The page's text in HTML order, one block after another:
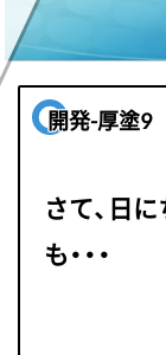
開発-厚塗9
さて、日
も・・・